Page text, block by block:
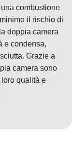
combustione
il rischio di
doppia camera
e condensa,
Grazie a
camera sono
qualità e